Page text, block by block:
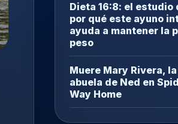
Dieta 16:8: el estudio
por qué este ayuno
ayuda a mantener la
peso
Muere Mary Rivera,
abuela de Ned en
Way Home